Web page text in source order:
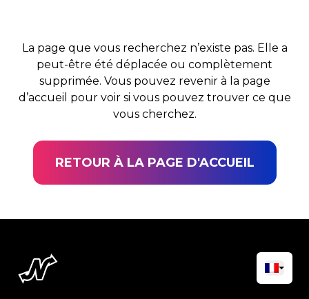
La page que vous recherchez n’existe pas. Elle a
peut-être été déplacée ou complètement
supprimée. Vous pouvez revenir à la page
d’accueil pour voir si vous pouvez trouver ce que
vous cherchez.
RETOUR À LA PAGE D'ACCUEIL